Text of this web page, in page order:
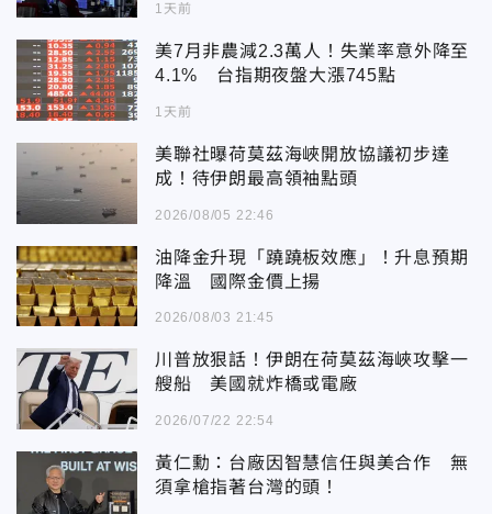
1天前
美7月非農減2.3萬人！失業率意外降至
4.1% 台指期夜盤大漲745點
1天前
美聯社曝荷莫茲海峽開放協議初步達
成！待伊朗最高領袖點頭
2026/08/05 22:46
油降金升現「蹺蹺板效應」！升息預期
降溫 國際金價上揚
2026/08/03 21:45
川普放狠話！伊朗在荷莫茲海峽攻擊一
艘船 美國就炸橋或電廠
2026/07/22 22:54
黃仁勳：台廠因智慧信任與美合作 無
須拿槍指著台灣的頭！